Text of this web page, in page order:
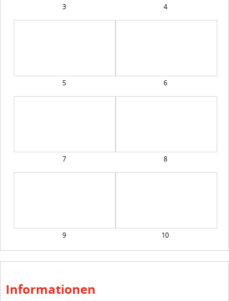
3 4
5 6
7 8
9 10
Informationen